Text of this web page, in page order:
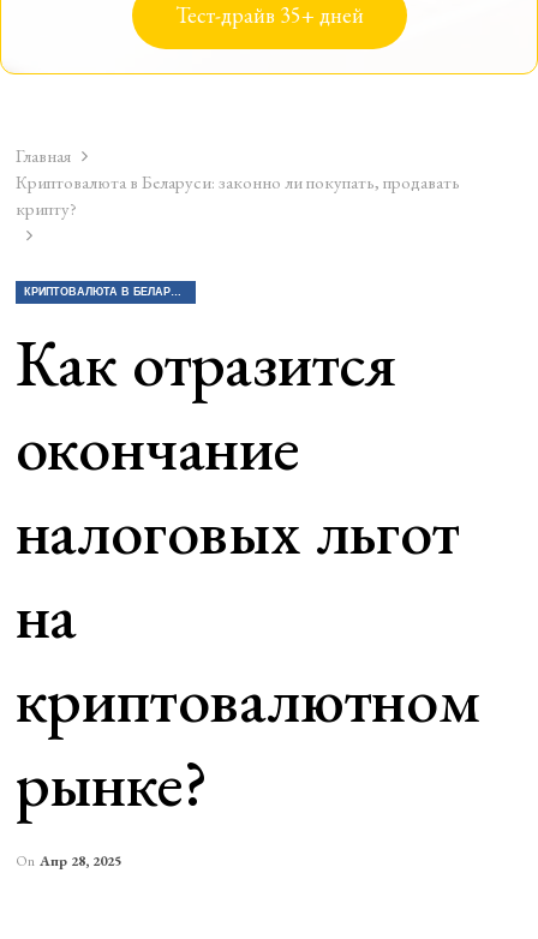
Тест-драйв 35+ дней
Главная
Криптовалюта в Беларуси: законно ли покупать, продавать
крипту?
КРИПТОВАЛЮТА В БЕЛАРУСИ: ЗАКОННО ЛИ ПОКУПАТЬ, ПРОДАВАТЬ КРИПТУ?
Как отразится
окончание
налоговых льгот
на
криптовалютном
рынке?
On Апр 28, 2025